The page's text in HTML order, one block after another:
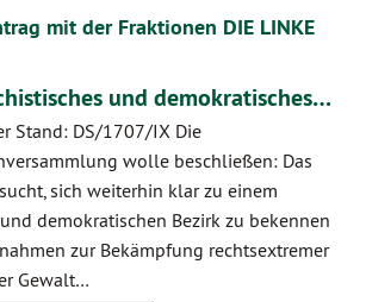
mit der Fraktionen DIE LINKE
und demokratisches…
Stand: DS/1707/IX Die
wolle beschließen: Das
sich weiterhin klar zu einem
demokratischen Bezirk zu bekennen
zur Bekämpfung rechtsextremer
Gewalt…